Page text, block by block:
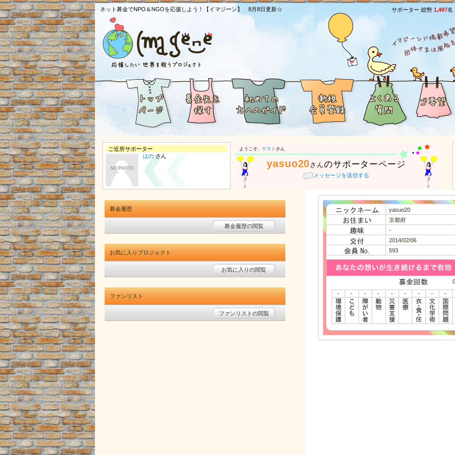
ネット募金でNPO＆NGOを応援しよう！【イマジーン】 8月8日更新☆ サポーター 総勢 1,497名
ご近所サポーター
はのさん
ようこそ、 ゲスト さん
yasuo20さんのサポーターページ
メッセージを送信する
yasuo20
京都府
-
2014/02/06
593
0
-
- - - - - - - -
募金履歴
募金履歴の閲覧
お気に入りプロジェクト
お気に入りの閲覧
ファンリスト
ファンリストの閲覧